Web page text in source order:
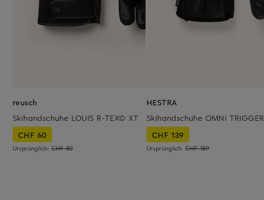
reusch
Skihandschuhe LOUIS R-TEX© XT
CHF 60
Ursprünglich: CHF 80
HESTRA
Skihandschuhe OMNI TRIGGER
CHF 139
Ursprünglich: CHF 189